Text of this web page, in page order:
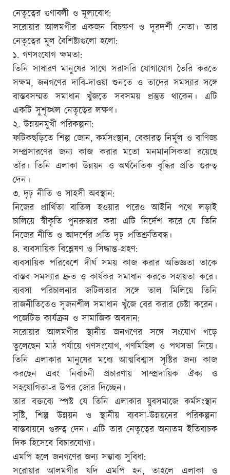
নেতৃত্বের গুণাবলী ও মূল্যবোধ:
সরোয়ার আলমগীর একজন বিচক্ষণ ও দূরদর্শী নেতা। তার
নেতৃত্বের মূল বৈশিষ্ট্যগুলো হলো:
১. গণসংযোগ ক্ষমতা:
তিনি সাধারণ মানুষের সাথে সরাসরি যোগাযোগ তৈরি করতে
সক্ষম, জনগণের দাবি-দাওয়া শুনতে ও তাদের সমস্যার সঙ্গে
বাস্তবসম্মত সমাধান খুঁজতে সবসময় প্রস্তুত থাকেন। এটি
একটি সুশৃঙ্খল নেতৃত্বের লক্ষণ।
২. উন্নয়নমুখী পরিকল্পনা:
ফটিকছড়িতে শিল্প জোন, কর্মসংস্থান, বেকারত্ব নির্মূল ও বাণিজ্য
সম্প্রসারণের জন্য কাজ করার মতো মনমানসিকতা রয়েছে
তাঁর। তিনি এলাকা উন্নয়ন ও অর্থনৈতিক বৃদ্ধির প্রতি গুরুত্ব
দেন।
৩. দৃঢ় নীতি ও সাহসী অবস্থান:
নিজের প্রার্থিতা বাতিল হওয়ার পরেও আইনি পথে লড়াই
চালিয়ে স্বীকৃতি পুনরুদ্ধার করা এটি নির্দেশ করে যে তিনি
নিজের নীতি ও আদর্শের প্রতি দৃঢ় প্রতিশ্রুতিবদ্ধ।
৪. ব্যবসায়িক বিশ্লেষণ ও সিদ্ধান্ত-গ্রহণ:
ব্যবসায়িক পরিবেশে দীর্ঘ সময় কাজ করার অভিজ্ঞতা তাকে
বাস্তব সমস্যার দ্রুত ও কার্যকর সমাধান করতে সহায়তা করে।
ব্যবসা পরিচালনার জটিলতার সঙ্গে তাল মিলিয়ে তিনি
রাজনীতিতেও সৃজনশীল সমাধান খুঁজে বের করার চেষ্টা করেন।
পজেটিভ কার্যক্রম ও সামাজিক অবদান:
সরোয়ার আলমগীর স্থানীয় জনগণের সঙ্গে সংযোগ গড়ে
তুলেছেন মাঠ পর্যায়ে গণসংযোগ, গণমিছিল ও পথসভা নিয়ে।
তিনি এলাকার মানুষের মধ্যে আত্মবিশ্বাস সৃষ্টির জন্য কাজ
করছেন এবং নির্বাচনী প্রচারণায় সাম্প্রদায়িক ঐক্য ও
সহযোগিতা-র উপর জোর দিচ্ছেন।
তার বক্তব্যে স্পষ্ট যে তিনি এলাকার যুবসমাজে কর্মসংস্থান
সৃষ্টি, শিল্প উন্নয়ন ও স্থানীয় ব্যবসা-উন্নয়নের পরিকল্পনা
বাস্তবায়নে গুরুত্ব দেন। এটি তার নেতৃত্বের অন্যতম ইতিবাচক
দিক হিসেবে বিচারযোগ্য।
এমপি হলে জনগণের জন্য সম্ভাব্য সুবিধা:
সরোয়ার আলমগীর যদি এমপি হন, তাহলে এলাকা ও